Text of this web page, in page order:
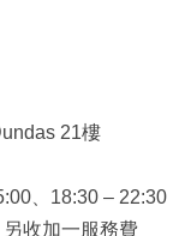
21樓
、18:30 – 22:30
收加一服務費